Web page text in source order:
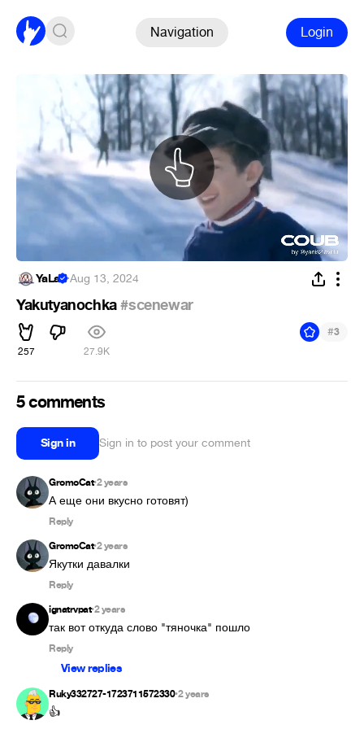
Navigation Login
YaLa ·Aug 13, 2024
Yakutyanochka#scenewar
257 27.9K
#3
5 comments
Sign in Sign in to post your comment
GromoCat•2 years
Reply
GromoCat•2 years
Якутки давалки
Reply
ignatrvpat•2 years
так вот откуда слово "тяночка" пошло
Reply
View replies
Ruky332727-1723711572330•2 years
👍